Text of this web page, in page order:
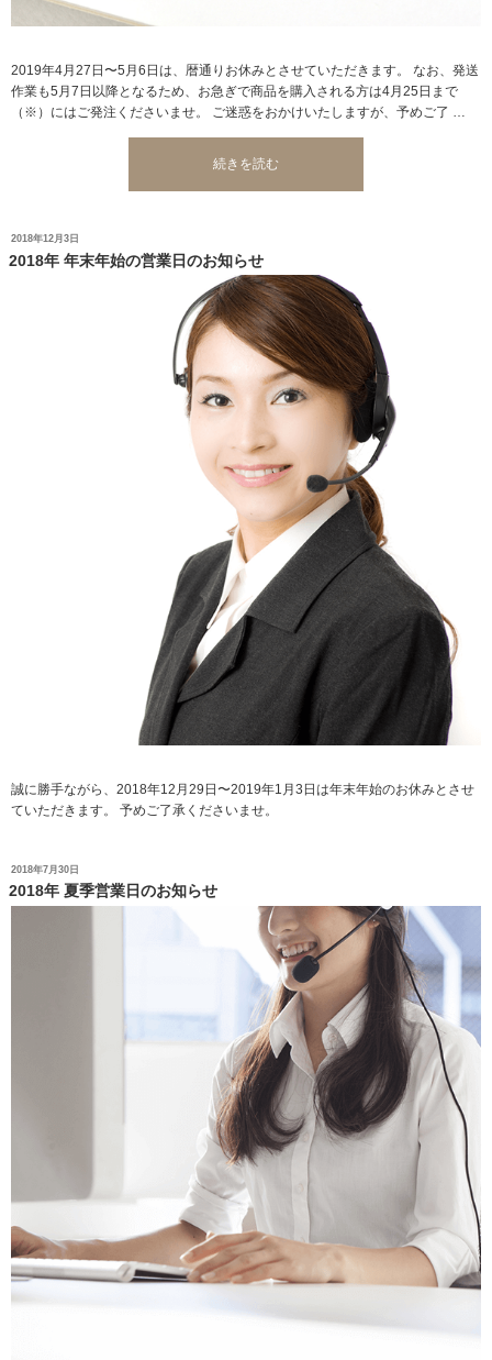
2019年4月27日〜5月6日は、暦通りお休みとさせていただきます。 なお、発送
作業も5月7日以降となるため、お急ぎで商品を購入される方は4月25日まで
（※）にはご発注くださいませ。 ご迷惑をおかけいたしますが、予めご了 …
“2019
業
日
の
お
せ”
の
続きを読む
投
稿
日:
2018年12月3日
2018年 年末年始の営業日のお知らせ
誠に勝手ながら、2018年12月29日〜2019年1月3日は年末年始のお休みとさせ
ていただきます。 予めご了承くださいませ。
投
稿
日:
2018年7月30日
2018年 夏季営業日のお知らせ